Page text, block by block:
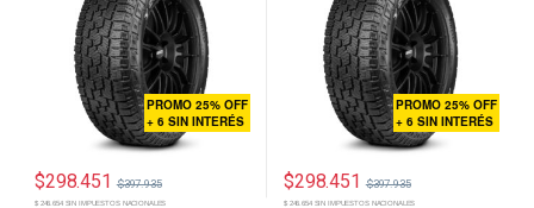
PROMO 25% OFF
+ 6 SIN INTERÉS
$298.451 $397.935
$ 246.654 SIN IMPUESTOS NACIONALES
PROMO 25% OFF
+ 6 SIN INTERÉS
$298.451 $397.935
$ 246.654 SIN IMPUESTOS NACIONALES